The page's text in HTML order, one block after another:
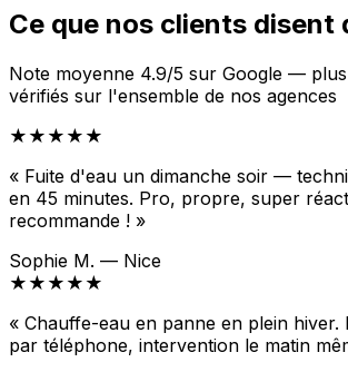
Ce que nos clients disent
Note moyenne 4.9/5 sur Google — plus
vérifiés sur l'ensemble de nos agences
★★★★★
« Fuite d'eau un dimanche soir —
en 45 minutes. Pro, propre, super
recommande ! »
Sophie M. — Nice
★★★★★
« Chauffe-eau en panne en plein hiver.
par téléphone, intervention le matin